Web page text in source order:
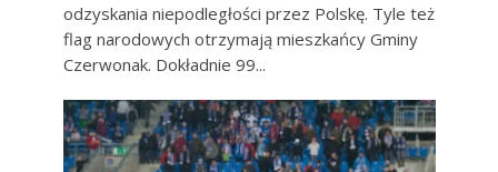
odzyskania niepodległości przez Polskę. Tyle też
flag narodowych otrzymają mieszkańcy Gminy
Czerwonak. Dokładnie 99...